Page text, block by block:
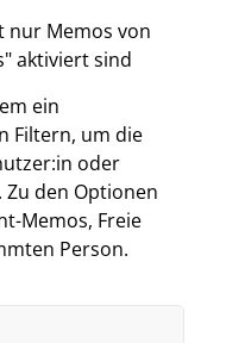
nur Memos von
aktiviert sind
ein
Filtern, um die
oder
den Optionen
Memos, Freie
Person.